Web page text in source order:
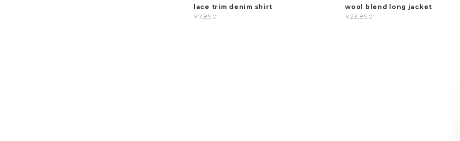
lace trim denim shirt
¥7,890
wool blend long jacket
¥23,890